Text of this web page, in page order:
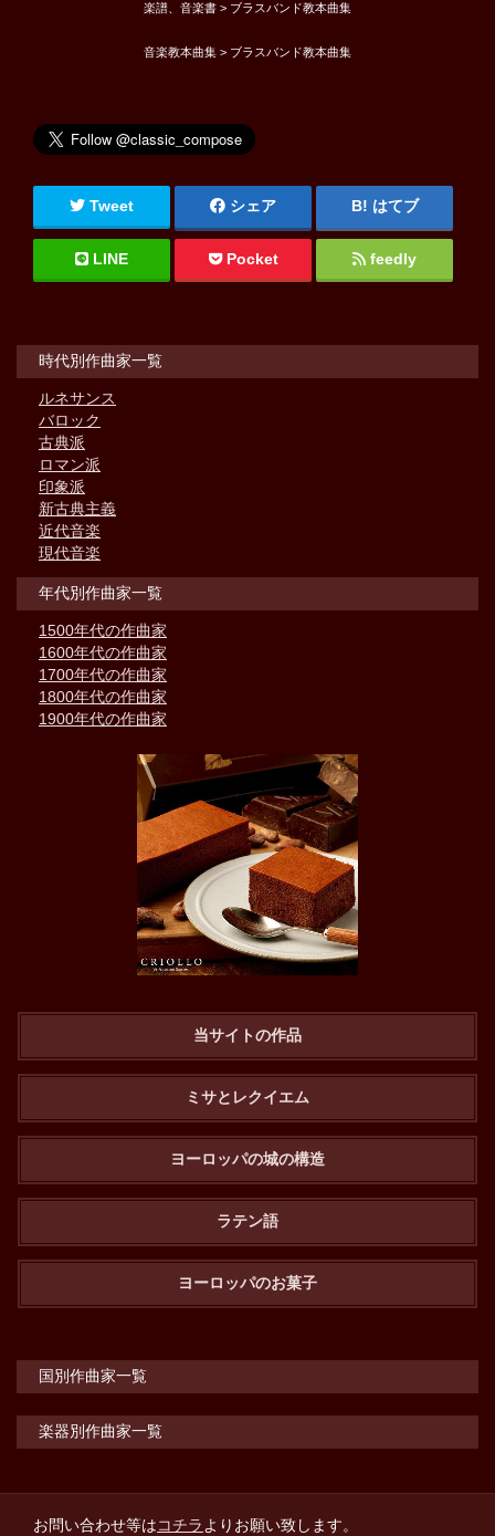
楽譜、音楽書 > ブラスバンド教本曲集
音楽教本曲集 > ブラスバンド教本曲集
Tweet シェア はてブ
LINE Pocket feedly
時代別作曲家一覧
ルネサンス
バロック
古典派
ロマン派
印象派
新古典主義
近代音楽
現代音楽
年代別作曲家一覧
1500年代の作曲家
1600年代の作曲家
1700年代の作曲家
1800年代の作曲家
1900年代の作曲家
当サイトの作品
ミサとレクイエム
ヨーロッパの城の構造
ラテン語
ヨーロッパのお菓子
国別作曲家一覧
楽器別作曲家一覧
お問い合わせ等はコチラよりお願い致します。